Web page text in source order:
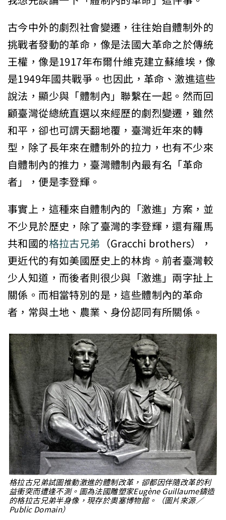
古今中外的劇烈社會變遷，往往始自體制外的
挑戰者發動的革命，像是法國大革命之於傳統
王權，像是1917年布爾什維克建立蘇維埃，像
是1949年國共戰爭。也因此，革命、激進這些
說法，顯少與「體制內」聯繫在一起。然而回
顧臺灣從總統直選以來經歷的劇烈變遷，雖然
和平，卻也可謂天翻地覆，臺灣近年來的轉
型，除了長年來在體制外的拉力，也有不少來
自體制內的推力，臺灣體制內最有名「革命
者」，便是李登輝。
事實上，這種來自體制內的「激進」方案，並
不少見於歷史，除了臺灣的李登輝，還有羅馬
共和國的格拉古兄弟 （Gracchi brothers），
更近代的有如美國歷史上的林肯。前者臺灣較
少人知道，而後者則很少與「激進」兩字扯上
關係。而相當特別的是，這些體制內的革命
者，常與土地、農業、身份認同有所關係。
格拉古兄弟試圖推動激進的體制改革，卻都因伴隨改革的利
益衝突而遭逢不測。圖為法國雕塑家Eugène Guillaume鑄造
的格拉古兄弟半身像，現存於奧塞博物館。（圖片來源／
Public Domain）